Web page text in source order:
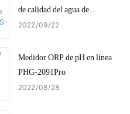
de calidad del agua de
mutilaprámetros MS-301
2022 09 22
Medidor ORP de pH en línea
PHG-2091Pro
2022 08 28